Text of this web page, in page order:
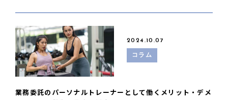
2024.10.07
コラム
業務委託のパーソナルトレーナーとして働くメリット・デメ